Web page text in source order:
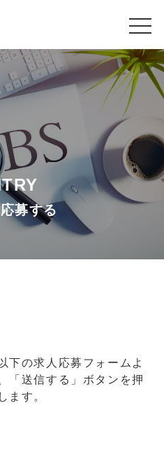
募する
下の求人応募フォームよ
「送信する」ボタンを押
ます。